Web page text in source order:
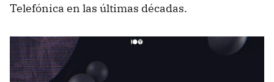
Telefónica en las últimas décadas.